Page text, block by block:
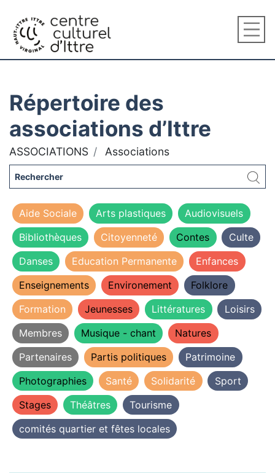
Répertoire des
associations d’Ittre
ASSOCIATIONS Associations
Aide Sociale Arts plastiques
Audiovisuels
Bibliothèques
Citoyenneté Contes
Culte
Danses
Education Permanente
Enfances
Enseignements
Environement
Folklore
Formation
Jeunesses Littératures
Loisirs
Membres
Musique - chant
Natures
Partenaires
Partis politiques
Patrimoine
Photographies
Santé Solidarité
Sport
Stages
Théâtres
Tourisme
comités quartier et fêtes locales